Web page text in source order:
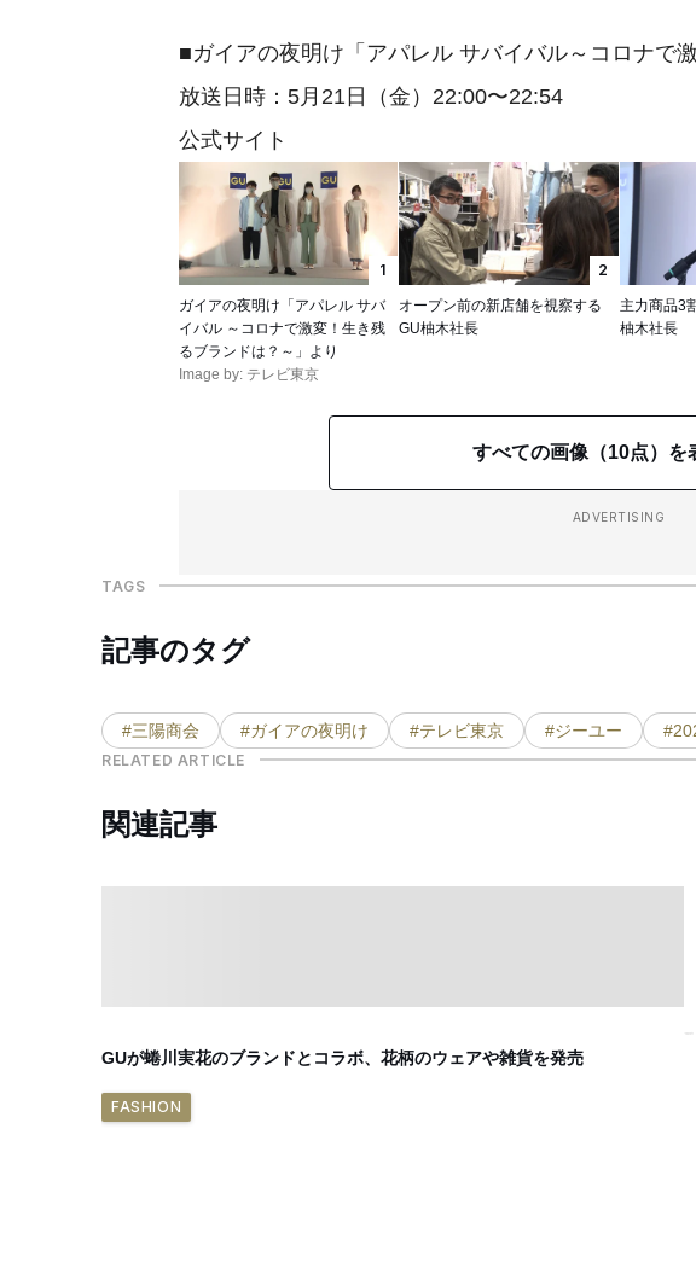
■ガイアの夜明け「アパレル サバイバル～コロナで
放送日時：5月21日（金）22:00〜22:54
公式サイト
1
ガイアの夜明け「アパレル サバ
イバル ～コロナで激変！生き残
るブランドは？～」より
Image by: テレビ東京
2
オープン前の新店舗を視察する
GU柚木社長
主力商品3
柚木社長
すべての画像（10点）を
ADVERTISING
TAGS
記事のタグ
#三陽商会 #ガイアの夜明け #テレビ東京 #ジーユー
RELATED ARTICLE
関連記事
GUが蜷川実花のブランドとコラボ、花柄のウェアや雑貨を発売
FASHION